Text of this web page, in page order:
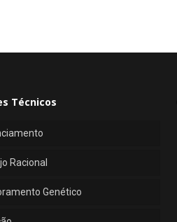
Técnicos
Racional
Genético